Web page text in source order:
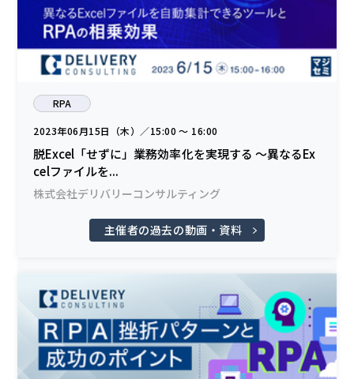
RPA
2023年06月15日（木）／15:00 〜 16:00
脱Excel「せずに」業務効率化を実現する ～異なるEx
celファイルを...
株式会社デリバリーコンサルティング
主催者の過去の動画・資料